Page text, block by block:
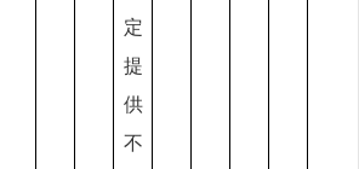
定
提
供
不